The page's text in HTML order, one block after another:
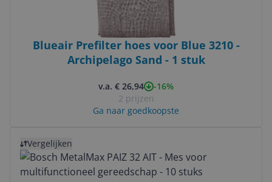
Blueair Prefilter hoes voor Blue 3210 -
Archipelago Sand - 1 stuk
v.a. € 26,94
-16%
2 prijzen
Ga naar goedkoopste
Vergelijken